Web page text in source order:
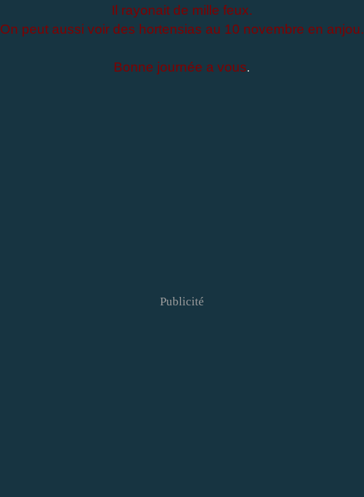
Il rayonait de mille feux.
On peut aussi voir des hortensias au 10 novembre en anjou.
Bonne journée a vous.
Publicité